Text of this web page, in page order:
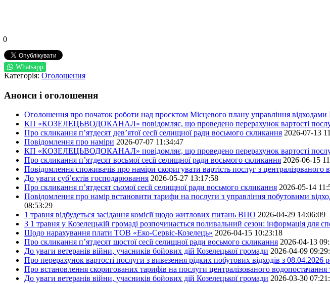
0
Whatsapp
Категорія: Оголошення
Анонси і оголошення
Оголошення про початок роботи над проєктом Місцевого плану управління відходами
КП «КОЗЕЛЕЦЬВОДОКАНАЛ» повідомляє, що проведено перерахунок вартості
Про скликання п’ятдесят дев’ятої сесії селищної ради восьмого скликання 2026-07-13
Повідомлення про наміри 2026-07-07 11:34:47
КП «КОЗЕЛЕЦЬВОДОКАНАЛ» повідомляє, що проведено перерахунок вартості
Про скликання п’ятдесят восьмої сесії селищної ради восьмого скликання 2026-06-15
Повідомлення споживачів про наміри скоригувати вартість послуг з
До уваги суб’єктів господарювання 2026-05-27 13:17:58
Про скликання п’ятдесят сьомої сесії селищної ради восьмого скликання 2026-05-14
Повідомлення про намір встановити тарифи на послуги з управління побутовими
08:53:29
1 травня відбудеться засідання комісії щодо житлових питань ВПО 2026-04-29 14:06:09
З 1 травня у Козелецькій громаді розпочинається поливальний сезон: інформація для
Щодо нарахування плати ТОВ «Еко-Сервіс-Козелець» 2026-04-15 10:23:18
Про скликання п’ятдесят шостої сесії селищної ради восьмого скликання 2026-04-13
До уваги ветеранів війни, учасників бойових дій Козелецької громади 2026-04-09
Про перерахунок вартості послуги з вивезення рідких побутових відходів з 08.04.2026
Про встановлення скоригованих тарифів на послуги централізованого водопостачання
До уваги ветеранів війни, учасників бойових дій Козелецької громади 2026-03-30